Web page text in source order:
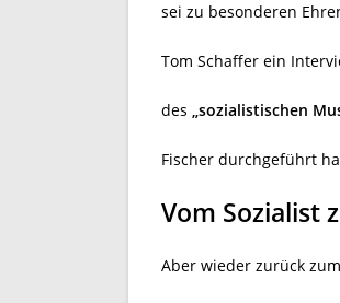
sei zu besonderen
Tom Schaffer ein
des „sozialistischen
Fischer durchgeführt
Vom Sozialist
Aber wieder zurück